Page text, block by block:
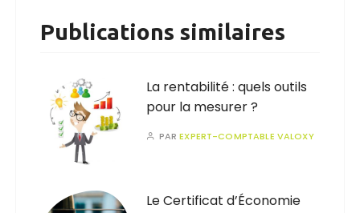
Publications similaires
La rentabilité : quels outils
pour la mesurer ?
PAREXPERT-COMPTABLE VALOXY
Le Certificat d’Économie